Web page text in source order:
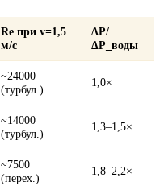
Re при v=1,5
м/с
ΔP/
ΔP_воды
~24000
(турбул.)
1,0×
~14000
(турбул.)
1,3–1,5×
~7500
(перех.)
1,8–2,2×